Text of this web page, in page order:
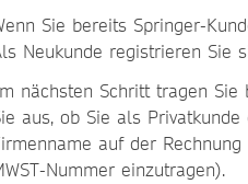
Sie bereits Springer-
Neukunde registrieren Sie
nächsten Schritt tragen Sie
aus, ob Sie als
auf der
Nummer einzutragen).